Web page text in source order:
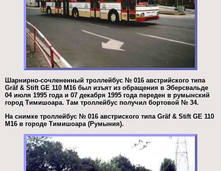
Шарнирно-сочлененный троллейбус № 016 австрийского типа
Gräf & Stift GE 110 M16 был изъят из обращения в Эберсвальде
04 июля 1995 года и 07 декабря 1995 года переден в румынский
город Тимишоара. Там троллейбус получил бортовой № 34.
На снимке троллейбус № 016 австриского типа Gräf & Stift GE 110
M16 в городе Тимишоара (Румыния).